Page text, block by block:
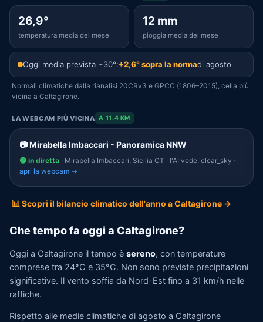
26,9°
temperatura media del mese
12 mm
pioggia media del mese
Oggi media prevista ~30°:+2,6° sopra la normadi agosto
Normali climatiche dalla rianalisi 20CRv3 e GPCC (1806–2015), cella più
vicina a Caltagirone.
LA WEBCAM PIÙ VICINA A 11.4 KM
📷 Mirabella Imbaccari - Panoramica NNW
🟢 in diretta · Mirabella Imbaccari, Sicilia CT · l'AI vede: clear_sky ·
apri la webcam →
📊 Scopri il bilancio climatico dell'anno a Caltagirone →
Che tempo fa oggi a Caltagirone?
Oggi a Caltagirone il tempo è sereno, con temperature
comprese tra 24°C e 35°C. Non sono previste precipitazioni
significative. Il vento soffia da Nord-Est fino a 31 km/h nelle
raffiche.
Rispetto alle medie climatiche di agosto a Caltagirone